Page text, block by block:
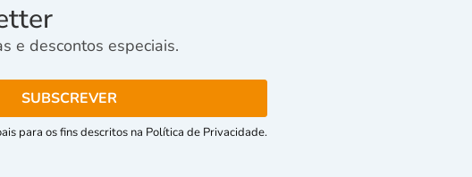
e descontos especiais.
para os fins descritos na Política de Privacidade.